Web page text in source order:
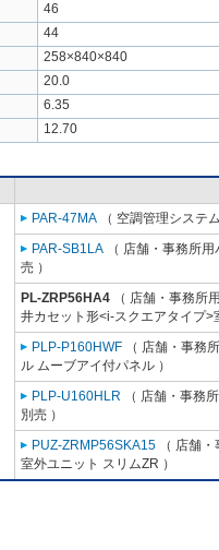
46
44
258×840×840
20.0
6.35
12.70
PAR-47MA （ 空調管理システ
PAR-SB1LA （ 店舗・事務所
売 ）
PL-ZRP56HA4 （ 店舗・事務所
井カセット形<i-スクエアタイプ>
PLP-P160HWF （ 店舗・事務
ル ムーブアイ付パネル ）
PLP-U160HLR （ 店舗・事務
別売 ）
PUZ-ZRMP56SKA15 （ 店舗
室外ユニット スリムZR ）